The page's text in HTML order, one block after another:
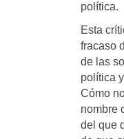
política.
Esta
fracaso
de las
política
Cómo
nombre
del que